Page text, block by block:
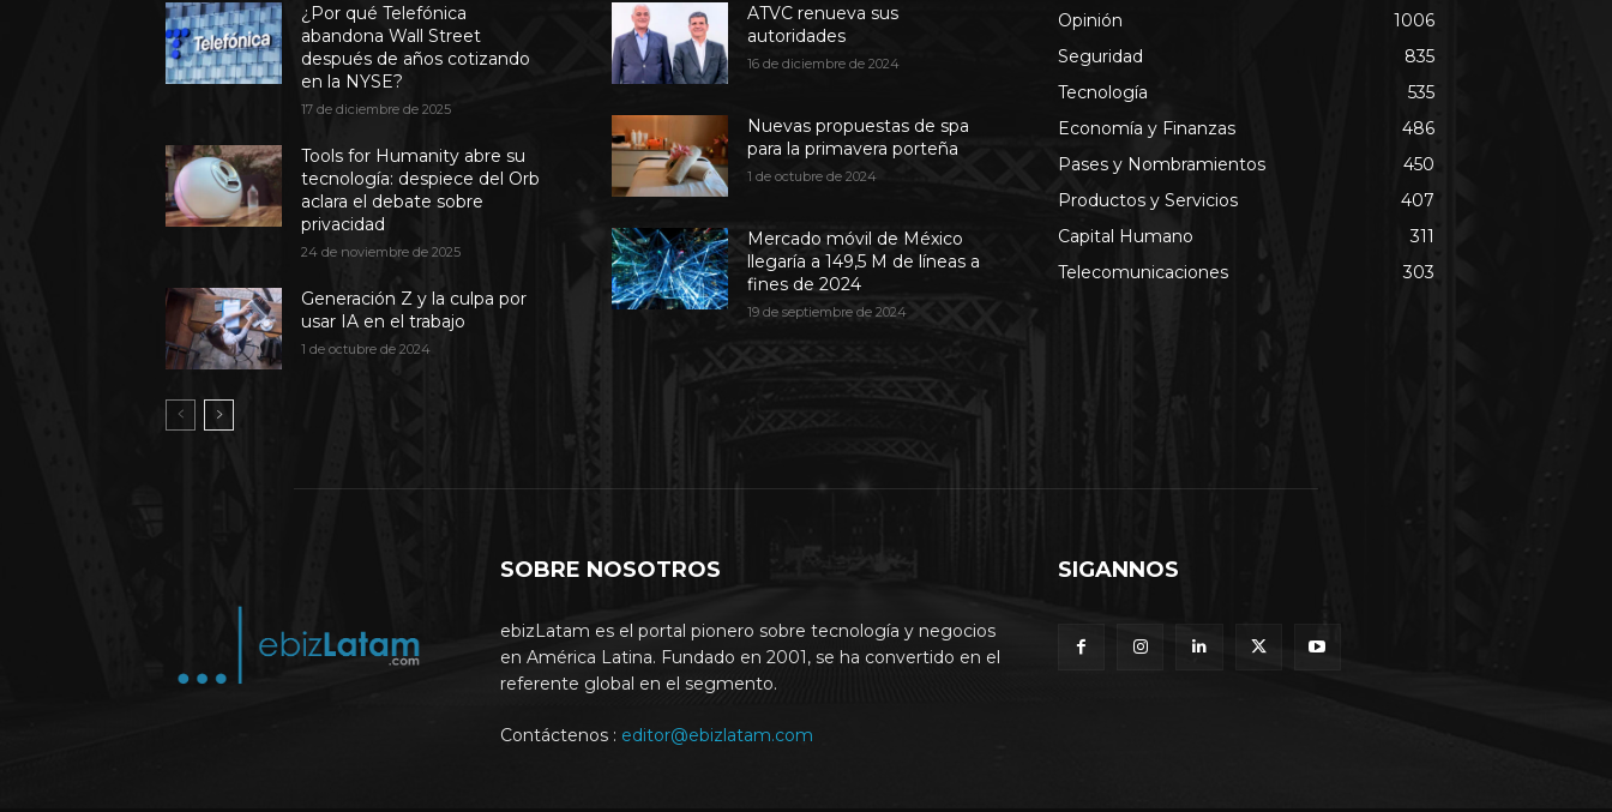
¿Por qué Telefónica
abandona Wall Street
después de años cotizando
en la NYSE?
17 de diciembre de 2025
Tools for Humanity abre su
tecnología: despiece del Orb
aclara el debate sobre
privacidad
24 de noviembre de 2025
Generación Z y la culpa por
usar IA en el trabajo
1 de octubre de 2024
ATVC renueva sus
autoridades
16 de diciembre de 2024
Nuevas propuestas de spa
para la primavera porteña
1 de octubre de 2024
Mercado móvil de México
llegaría a 149,5 M de líneas a
fines de 2024
19 de septiembre de 2024
Opinión
1006
Seguridad
835
Tecnología
535
Economía y Finanzas
486
Pases y Nombramientos
450
Productos y Servicios
407
Capital Humano
311
Telecomunicaciones
303
SOBRE NOSOTROS
ebizLatam es el portal pionero sobre tecnología y negocios
en América Latina. Fundado en 2001, se ha convertido en el
referente global en el segmento.
Contáctenos : editor@ebizlatam.com
SIGANNOS